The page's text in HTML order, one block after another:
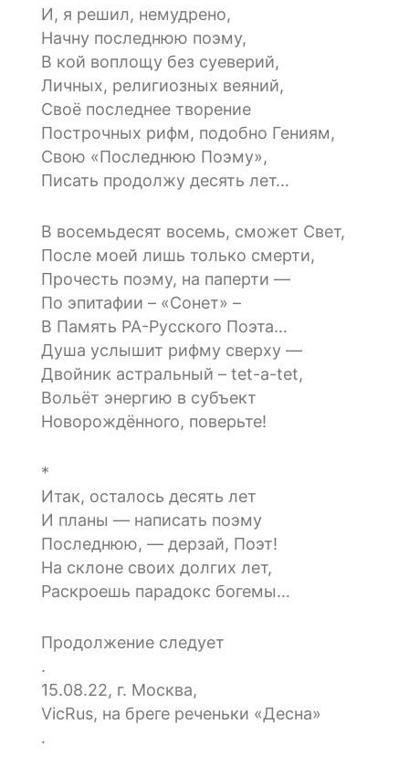
И, я решил, немудрено,
Начну последнюю поэму,
В кой воплощу без суеверий,
Личных, религиозных веяний,
Своё последнее творение
Построчных рифм, подобно Гениям,
Свою «Последнюю Поэму»,
Писать продолжу десять лет…
В восемьдесят восемь, сможет Свет,
После моей лишь только смерти,
Прочесть поэму, на паперти —
По эпитафии – «Сонет» –
В Память РА-Русского Поэта…
Душа услышит рифму сверху —
Двойник астральный – tet-a-tet,
Вольёт энергию в субъект
Новорождённого, поверьте!
*
Итак, осталось десять лет
И планы — написать поэму
Последнюю, — дерзай, Поэт!
На склоне своих долгих лет,
Раскроешь парадокс богемы…
Продолжение следует
.
15.08.22, г. Москва,
VicRus, на бреге реченьки «Десна»
.